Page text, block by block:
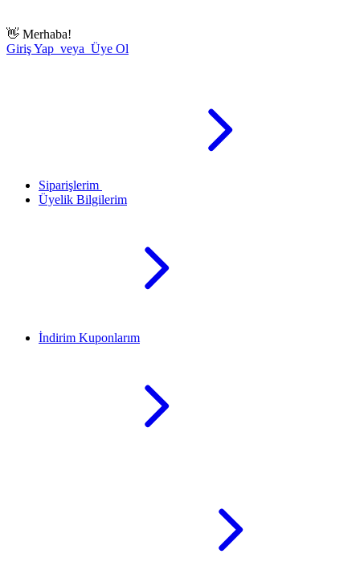
👋 Merhaba!
Giriş Yap veya Üye Ol
Siparişlerim
Üyelik Bilgilerim
İndirim Kuponlarım